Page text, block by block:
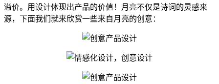
溢价。用设计体现出产品的价值！月亮不仅是诗词的灵感来
源，下面我们就来欣赏一些来自月亮的创意：